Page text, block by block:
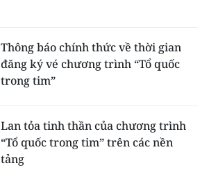
Thông báo chính thức về thời gian
đăng ký vé chương trình “Tổ quốc
trong tim”
Lan tỏa tinh thần của chương trình
“Tổ quốc trong tim” trên các nền
tảng